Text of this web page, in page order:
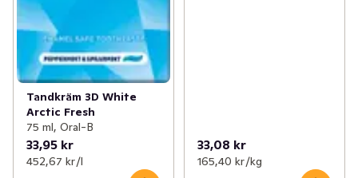
Tandkräm 3D White
Arctic Fresh
75 ml, Oral-B
33,95 kr
452,67 kr /l
33,08 kr
165,40 kr /kg